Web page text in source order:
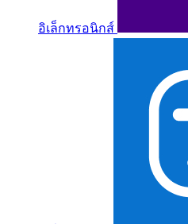
อิเล็กทรอนิกส์